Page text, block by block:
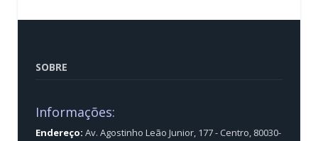
SOBRE
Informações:
Endereço: Av. Agostinho Leão Junior, 177 - Centro, 80030-